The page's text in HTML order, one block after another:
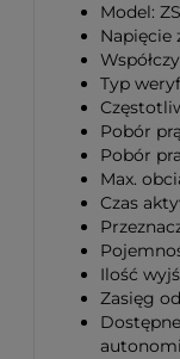
Model:
Napięcie
Typ
Pobór
Pobór
Max.
Czas
Ilość
Zasięg